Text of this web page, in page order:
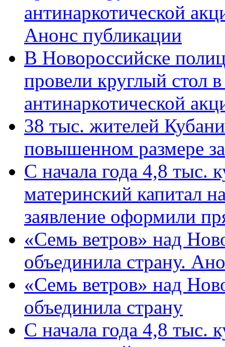
антинаркотической
Анонс публикации
В Новороссийске
провели круглый стол
антинаркотической
38 тыс. жителей
повышенном размере
С начала года 4,8 тыс.
материнский капитал
заявление оформили
«Семь ветров» над
объединила страну.
«Семь ветров» над
объединила страну
С начала года 4,8 тыс.